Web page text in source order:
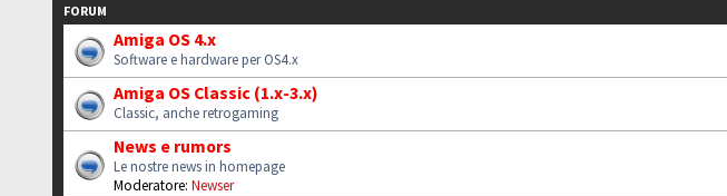
FORUM
Amiga OS 4.x
Software e hardware per OS4.x
Amiga OS Classic (1.x-3.x)
Classic, anche retrogaming
News e rumors
Le nostre news in homepage
Moderatore: Newser